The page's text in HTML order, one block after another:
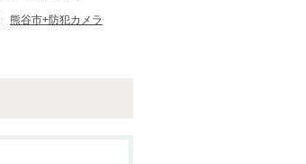
熊谷市+防犯カメラ